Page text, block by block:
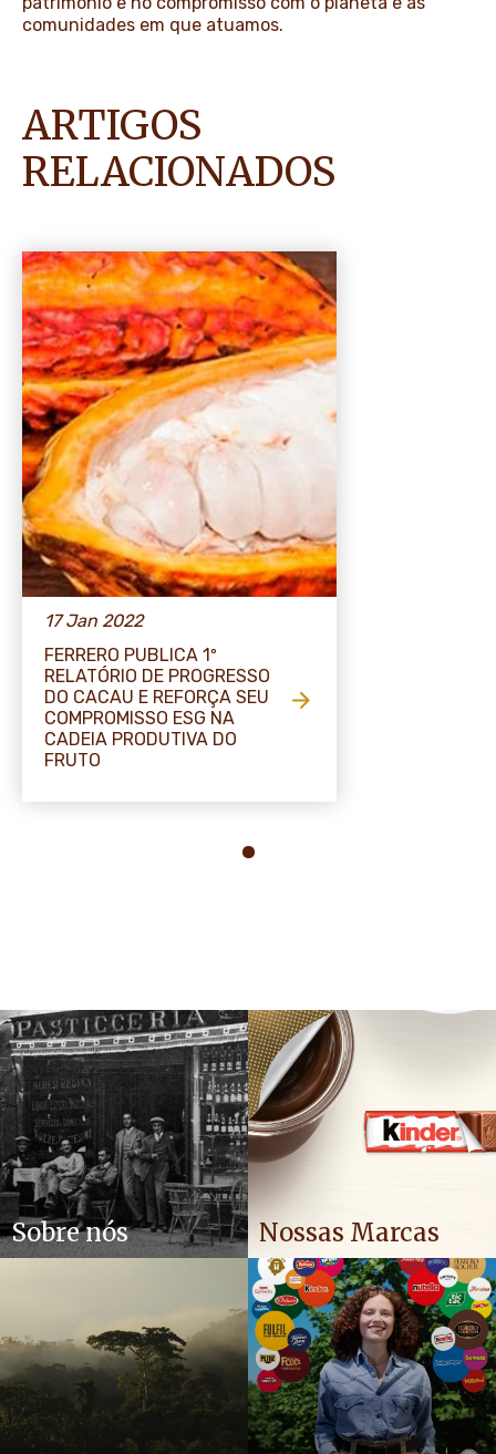
comunidades em que atuamos.
ARTIGOS
RELACIONADOS
17 Jan 2022
FERRERO PUBLICA 1º
RELATÓRIO DE PROGRESSO
DO CACAU E REFORÇA SEU
COMPROMISSO ESG NA
CADEIA PRODUTIVA DO
FRUTO
Sobre nós Nossas Marcas